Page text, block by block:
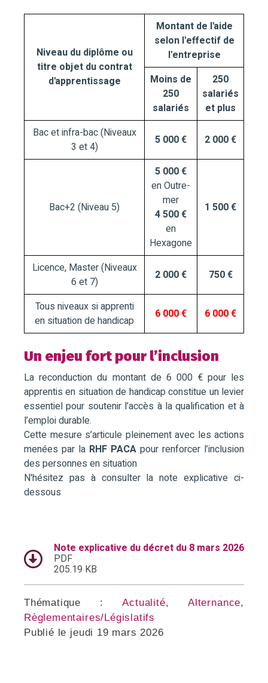
Niveau du diplôme ou
titre objet du contrat
d'apprentissage
Montant de l'aide
selon l'effectif de
l'entreprise
Moins de
250
salariés
250
salariés
et plus
Bac et infra-bac (Niveaux
3 et 4)
5 000 € 2 000 €
Bac+2 (Niveau 5)
5 000 €
en Outre-
mer
4 500 €
en
Hexagone
1 500 €
Licence, Master (Niveaux
6 et 7)
2 000 € 750 €
Tous niveaux si apprenti
en situation de handicap
6 000 € 6 000 €
Un enjeu fort pour l’inclusion
La reconduction du montant de 6 000 € pour les
apprentis en situation de handicap constitue un levier
essentiel pour soutenir l’accès à la qualification et à
l’emploi durable.
Cette mesure s’articule pleinement avec les actions
menées par la RHF PACA pour renforcer l’inclusion
des personnes en situation
N'hésitez pas à consulter la note explicative ci-
dessous
Note explicative du décret du 8 mars 2026
PDF
205.19 KB
Thématique :Actualité, Alternance,
Règlementaires/Législatifs
Publié le jeudi 19 mars 2026